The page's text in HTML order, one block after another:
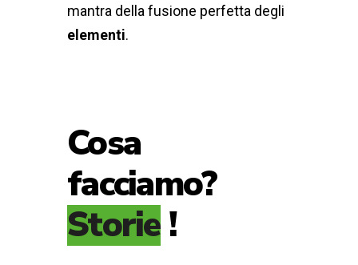
mantra della fusione perfetta degli
elementi.
Cosa
facciamo?
Branding & Identity